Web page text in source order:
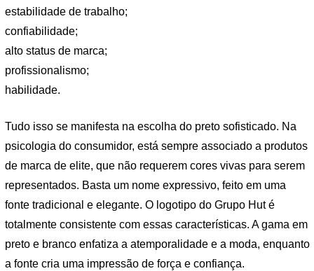
estabilidade de trabalho;
confiabilidade;
alto status de marca;
profissionalismo;
habilidade.
Tudo isso se manifesta na escolha do preto sofisticado. Na
psicologia do consumidor, está sempre associado a produtos
de marca de elite, que não requerem cores vivas para serem
representados. Basta um nome expressivo, feito em uma
fonte tradicional e elegante. O logotipo do Grupo Hut é
totalmente consistente com essas características. A gama em
preto e branco enfatiza a atemporalidade e a moda, enquanto
a fonte cria uma impressão de força e confiança.